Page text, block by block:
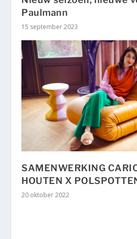
Paulmann
15 september 2023
SAMENWERKING
HOUTEN X
20 oktober 2022